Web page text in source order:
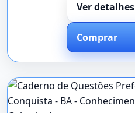
Ver detalhes
Comprar